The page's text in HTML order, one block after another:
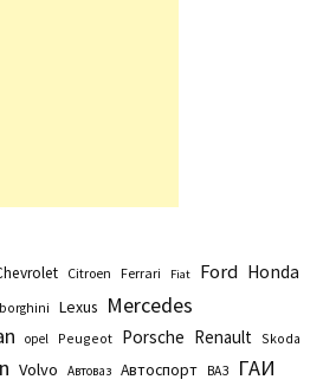
Citroen Ferrari Fiat Ford Honda
Lexus Mercedes
opel Peugeot Porsche Renault Skoda
Volvo Автоваз Автоспорт ВАЗ ГАИ